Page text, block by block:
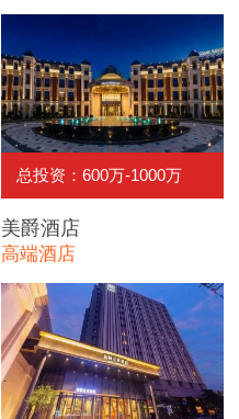
总投资：600万-1000万
美爵酒店
高端酒店